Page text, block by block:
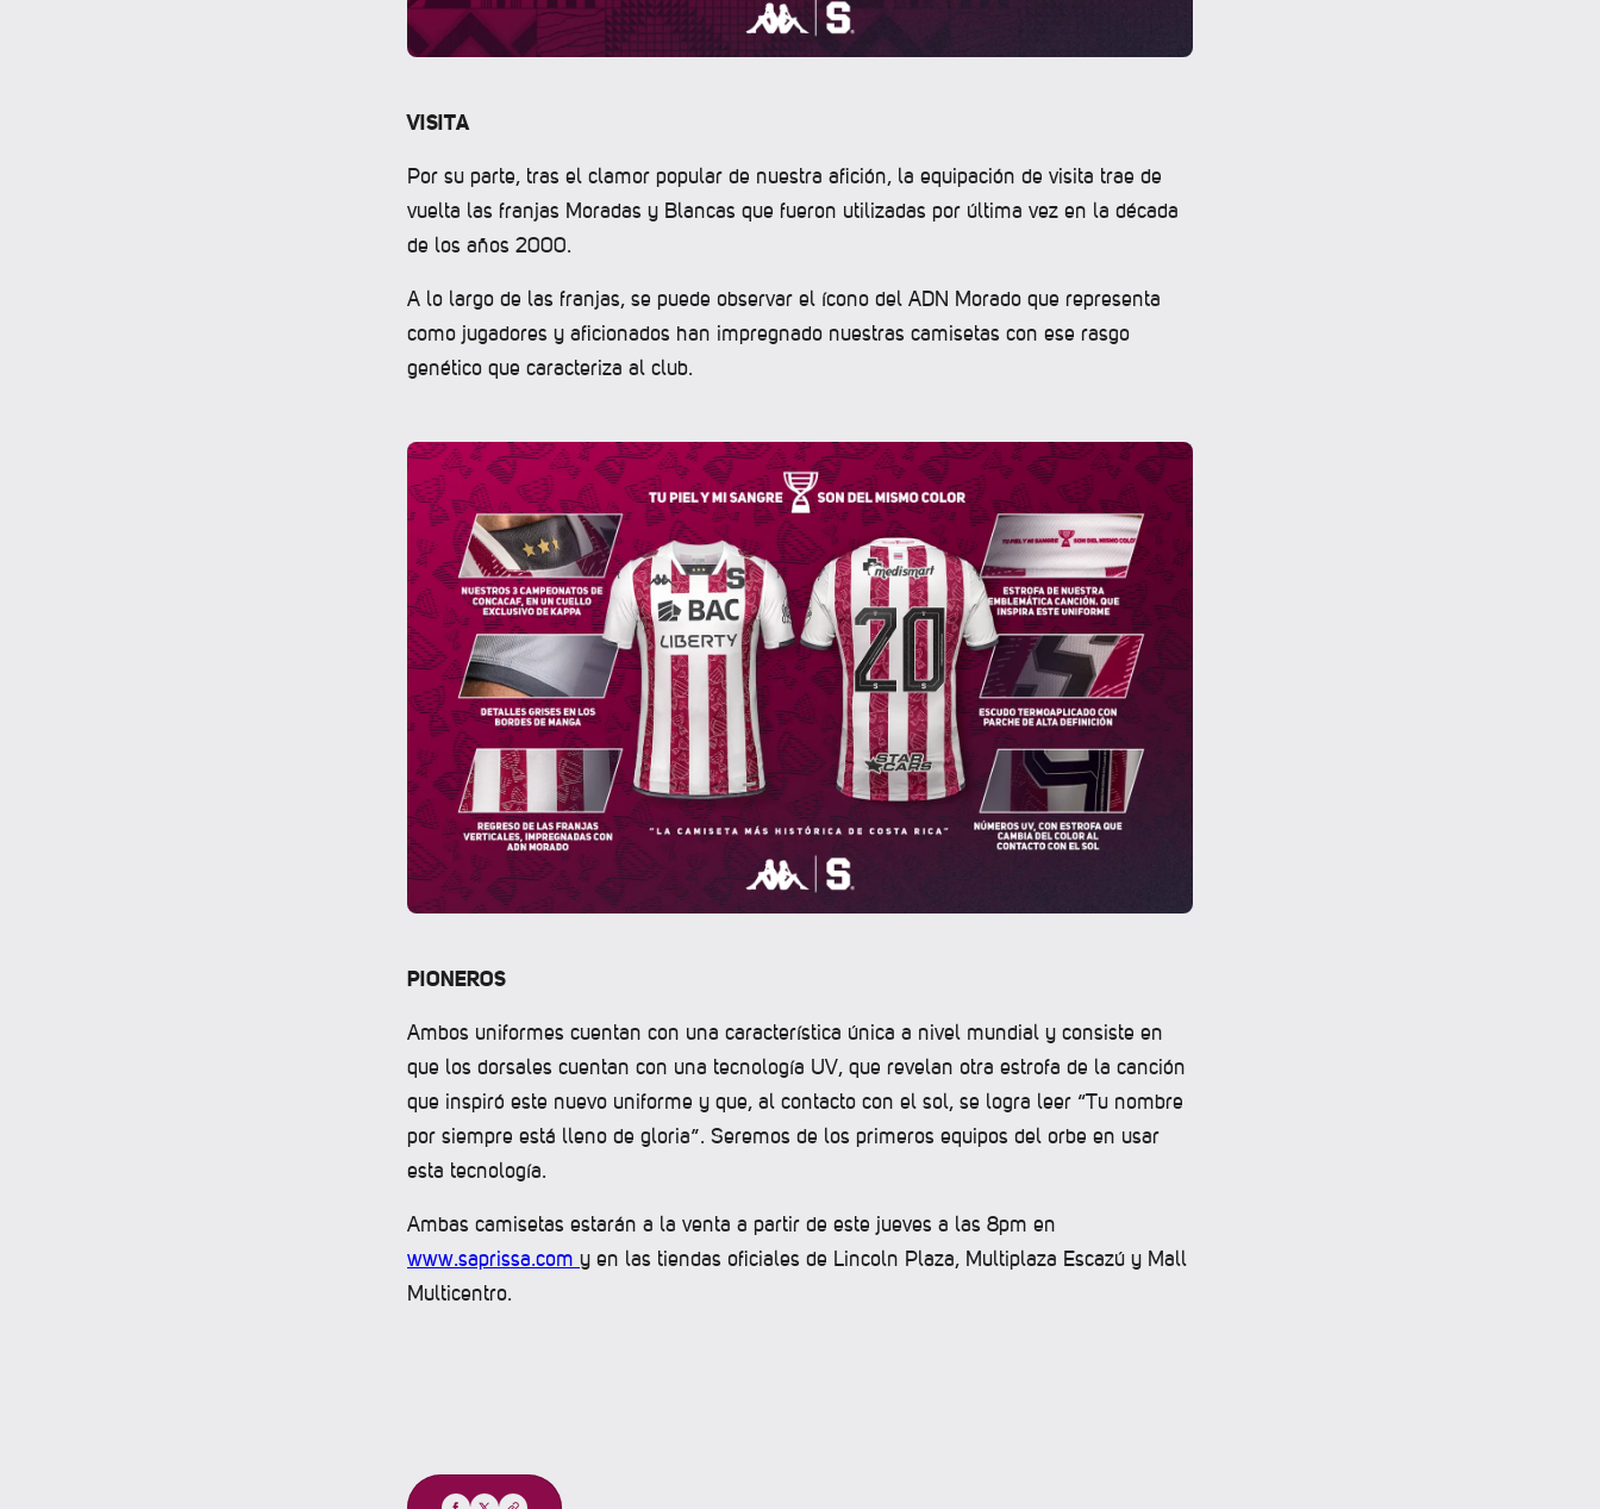
VISITA
Por su parte, tras el clamor popular de nuestra afición, la equipación de visita trae de
vuelta las franjas Moradas y Blancas que fueron utilizadas por última vez en la década
de los años 2000.
A lo largo de las franjas, se puede observar el ícono del ADN Morado que representa
como jugadores y aficionados han impregnado nuestras camisetas con ese rasgo
genético que caracteriza al club.
PIONEROS
Ambos uniformes cuentan con una característica única a nivel mundial y consiste en
que los dorsales cuentan con una tecnología UV, que revelan otra estrofa de la canción
que inspiró este nuevo uniforme y que, al contacto con el sol, se logra leer “Tu nombre
por siempre está lleno de gloria”. Seremos de los primeros equipos del orbe en usar
esta tecnología.
Ambas camisetas estarán a la venta a partir de este jueves a las 8pm en
www.saprissa.com y en las tiendas oficiales de Lincoln Plaza, Multiplaza Escazú y Mall
Multicentro.